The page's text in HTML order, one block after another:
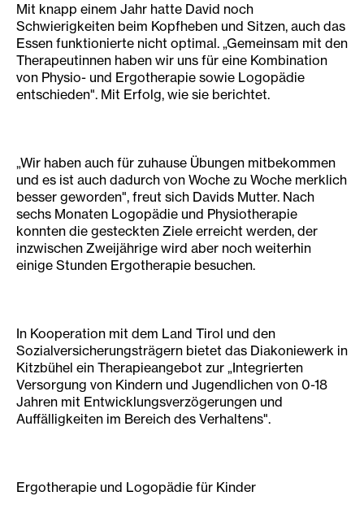
Mit knapp einem Jahr hatte David noch
Schwierigkeiten beim Kopfheben und Sitzen, auch das
Essen funktionierte nicht optimal. „Gemeinsam mit den
Therapeutinnen haben wir uns für eine Kombination
von Physio- und Ergotherapie sowie Logopädie
entschieden". Mit Erfolg, wie sie berichtet.
„Wir haben auch für zuhause Übungen mitbekommen
und es ist auch dadurch von Woche zu Woche merklich
besser geworden", freut sich Davids Mutter. Nach
sechs Monaten Logopädie und Physiotherapie
konnten die gesteckten Ziele erreicht werden, der
inzwischen Zweijährige wird aber noch weiterhin
einige Stunden Ergotherapie besuchen.
In Kooperation mit dem Land Tirol und den
Sozialversicherungsträgern bietet das Diakoniewerk in
Kitzbühel ein Therapieangebot zur „Integrierten
Versorgung von Kindern und Jugendlichen von 0-18
Jahren mit Entwicklungsverzögerungen und
Auffälligkeiten im Bereich des Verhaltens".
Ergotherapie und Logopädie für Kinder